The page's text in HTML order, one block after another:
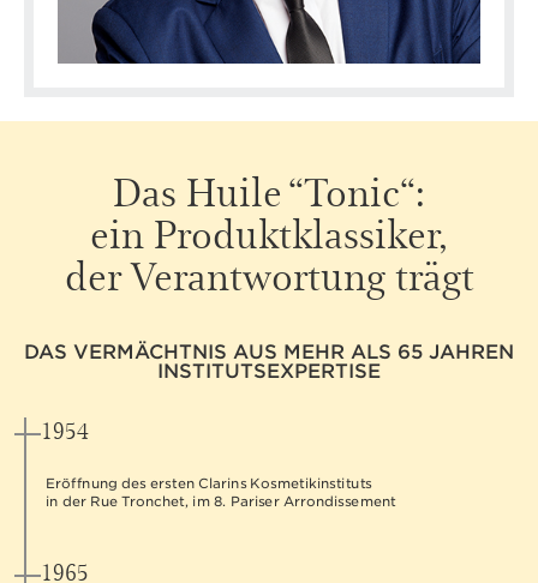
Das Huile “Tonic“:
ein Produktklassiker,
der Verantwortung trägt
DAS VERMÄCHTNIS AUS MEHR ALS 65 JAHREN
INSTITUTSEXPERTISE
1954
Eröffnung des ersten Clarins Kosmetikinstituts
in der Rue Tronchet, im 8. Pariser Arrondissement
1965